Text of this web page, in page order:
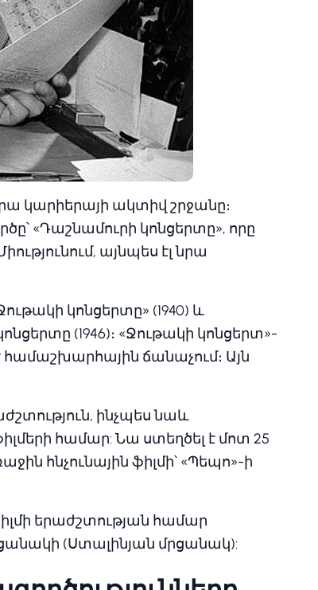
կարիերայի ակտիվ շրջանը։
«Դաշնամուրի կոնցերտը», որը
այնպես էլ նրա
կոնցերտը» (1940) և
(1946)։ «Ջութակի կոնցերտ»-
ճանաչում։ Այն
ինչպես նաև
համար: Նա ստեղծել է մոտ 25
հնչունային ֆիլմի՝ «Պեպո»-ի
երաժշտության համար
(Ստալինյան մրցանակ):